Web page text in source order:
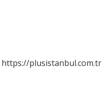
https://plusistanbul.com.tr